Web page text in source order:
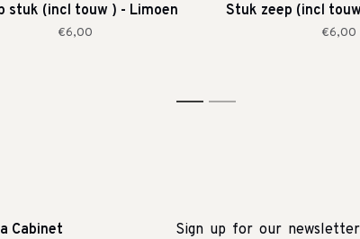
stuk (incl touw ) - Limoen
€6,00
Stuk zeep (incl
€6,00
1 2
Cabinet
Sign up for our